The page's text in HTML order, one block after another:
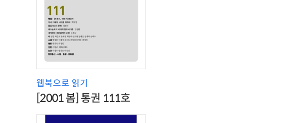
웹북으로 읽기
[2001 봄] 통권 111호